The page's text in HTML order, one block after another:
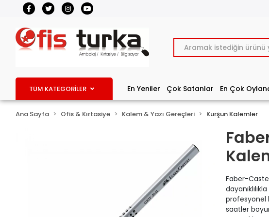
TÜM KATEGORİLER En Yeniler Çok Satanlar En Çok
Ana Sayfa Ofis & Kırtasiye Kalem & Yazı Gereçleri Kurşun Kalemler
Faber-
profesyonel
saatler